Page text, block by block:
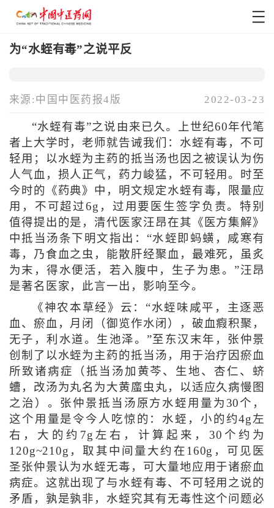
为“水蛭有毒”之说平反
来源:中国中医药报4版 2022-03-23
“水蛭有毒”之说由来已久。上世纪60年代笔
者上大学时，老师就告诫我们：水蛭有毒，不可
轻用；以水蛭为主药的抵当汤也因之被误认为伤
人气血，损人正气，药力峻猛，不可轻用。时至
今时的《药典》中，明文规定水蛭有毒，限量应
用，不可超过6g，过用要医生签字负责。特别
值得提出的是，清代医家汪昂在其《医方集解》
中抵当汤条下明文指出：“水蛭即蚂蟥，咸寒有
毒，乃食血之虫，能散肝经聚血，最难死，虽炙
为末，得水便活，若入腹中，生子为患。”汪昂
是著名医家，此言一出，影响至今。
《神农本草经》云：“水蛭味咸平，主逐恶
血、瘀血，月闭（御览作水闭），破血瘕积聚，
无子，利水道。生池泽。”至东汉末年，张仲景
创制了以水蛭为主药的抵当汤，用于治疗因瘀血
所致诸病症（抵当汤加黄芩、生地、杏仁、蛴
螬，改汤为丸名为大黄䗪虫丸，以适应久病慢图
之治）。张仲景抵当汤原方水蛭用量为30个，
这个用量是令今人吃惊的：水蛭，小的约4g左
右，大的约7g左右，计算起来，30个约为
120g~210g，取其中间量大约在160g，可见医
圣张仲景认为水蛭无毒，可大量地应用于诸瘀血
病症。这就出现了与水蛭有毒、不可轻用之说的
矛盾，孰是孰非，水蛭究其有无毒性这个问题必